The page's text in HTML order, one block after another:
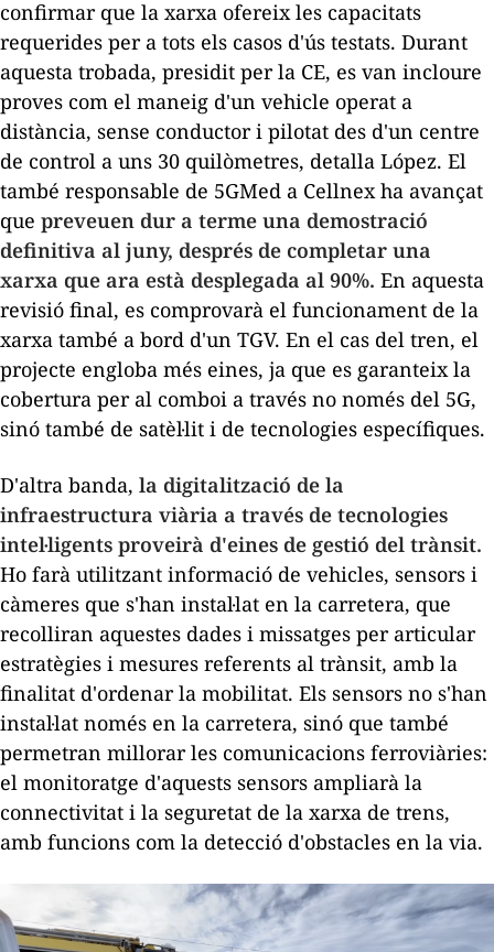
confirmar que la xarxa ofereix les capacitats
requerides per a tots els casos d'ús testats. Durant
aquesta trobada, presidit per la CE, es van incloure
proves com el maneig d'un vehicle operat a
distància, sense conductor i pilotat des d'un centre
de control a uns 30 quilòmetres, detalla López. El
també responsable de 5GMed a Cellnex ha avançat
que preveuen dur a terme una demostració
definitiva al juny, després de completar una
xarxa que ara està desplegada al 90%. En aquesta
revisió final, es comprovarà el funcionament de la
xarxa també a bord d'un TGV. En el cas del tren, el
projecte engloba més eines, ja que es garanteix la
cobertura per al comboi a través no només del 5G,
sinó també de satèl·lit i de tecnologies específiques.
D'altra banda, la digitalització de la
infraestructura viària a través de tecnologies
intel·ligents proveirà d'eines de gestió del trànsit.
Ho farà utilitzant informació de vehicles, sensors i
càmeres que s'han instal·lat en la carretera, que
recolliran aquestes dades i missatges per articular
estratègies i mesures referents al trànsit, amb la
finalitat d'ordenar la mobilitat. Els sensors no s'han
instal·lat només en la carretera, sinó que també
permetran millorar les comunicacions ferroviàries:
el monitoratge d'aquests sensors ampliarà la
connectivitat i la seguretat de la xarxa de trens,
amb funcions com la detecció d'obstacles en la via.